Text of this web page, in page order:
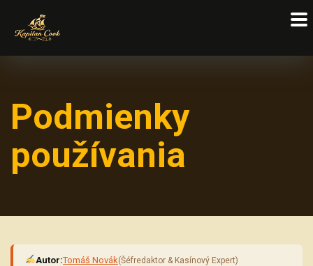
Podmienky
používania
Autor:Tomáš Novák(Šéfredaktor & Kasínový Expert)